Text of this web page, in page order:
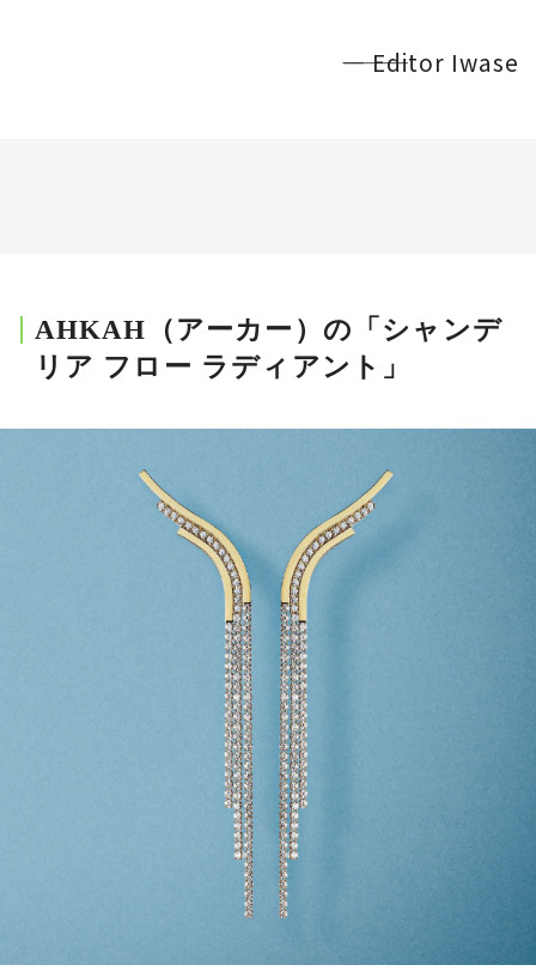
―――― Editor Iwase
AHKAH（アーカー）の「シャンデ
リア フロー ラディアント」